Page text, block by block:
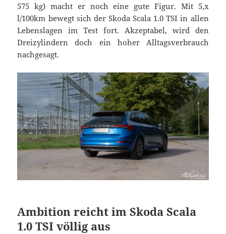
575 kg) macht er noch eine gute Figur. Mit 5,x
l/100km bewegt sich der Skoda Scala 1.0 TSI in allen
Lebenslagen im Test fort. Akzeptabel, wird den
Dreizylindern doch ein hoher Alltagsverbrauch
nachgesagt.
Ambition reicht im Skoda Scala
1.0 TSI völlig aus